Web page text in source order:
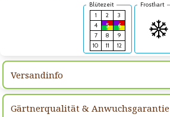
Blütezeit
1
2
3
4
5
6
7
8
9
10
11 12
Frosthart
Versandinfo
Gärtnerqualität & Anwuchsgarantie